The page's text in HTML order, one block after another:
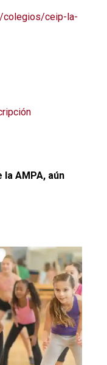
colegios/ceip-la-
AMPA, aún